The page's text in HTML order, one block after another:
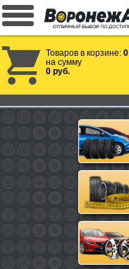
Товаров в корзине: 0
на сумму
0 руб.